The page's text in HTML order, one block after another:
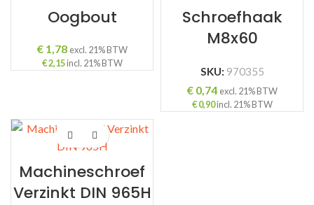
Oogbout
€1,78 excl. 21% BTW
€2,15incl. 21% BTW
Schroefhaak
M8x60
SKU: 970355
€0,74 excl. 21% BTW
€0,90incl. 21% BTW
Machineschroef
Verzinkt DIN 965H